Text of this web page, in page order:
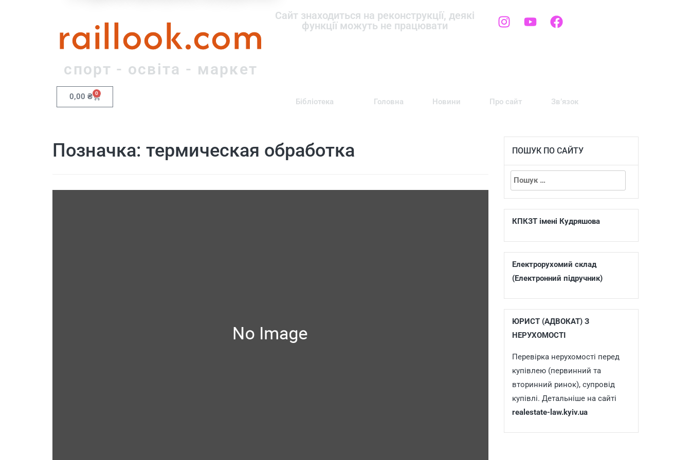
raillook.com
спорт - освіта - маркет
Сайт знаходиться на реконструкції, деякі
функції можуть не працювати
0,00 ₴ 0
Бібліотека Головна Новини Про сайт Зв’язок
Позначка: термическая обработка ПОШУК ПО САЙТУ
КПКЗТ імені Кудряшова
Електрорухомий склад
(Електронний підручник)
ЮРИСТ (АДВОКАТ) З
НЕРУХОМОСТІ
Перевірка нерухомості перед
купівлею (первинний та
вторинний ринок), супровід
купівлі. Детальніше на сайті
realestate-law.kyiv.ua